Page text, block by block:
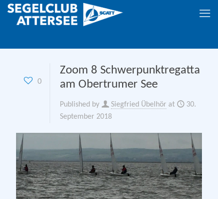
0
Zoom 8 Schwerpunktregatta
am Obertrumer See
Published by Siegfried Übelhör at
30.
September 2018